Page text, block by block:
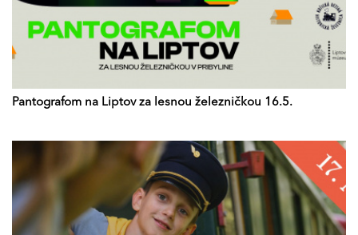
Pantografom na Liptov za lesnou železničkou 16.5.